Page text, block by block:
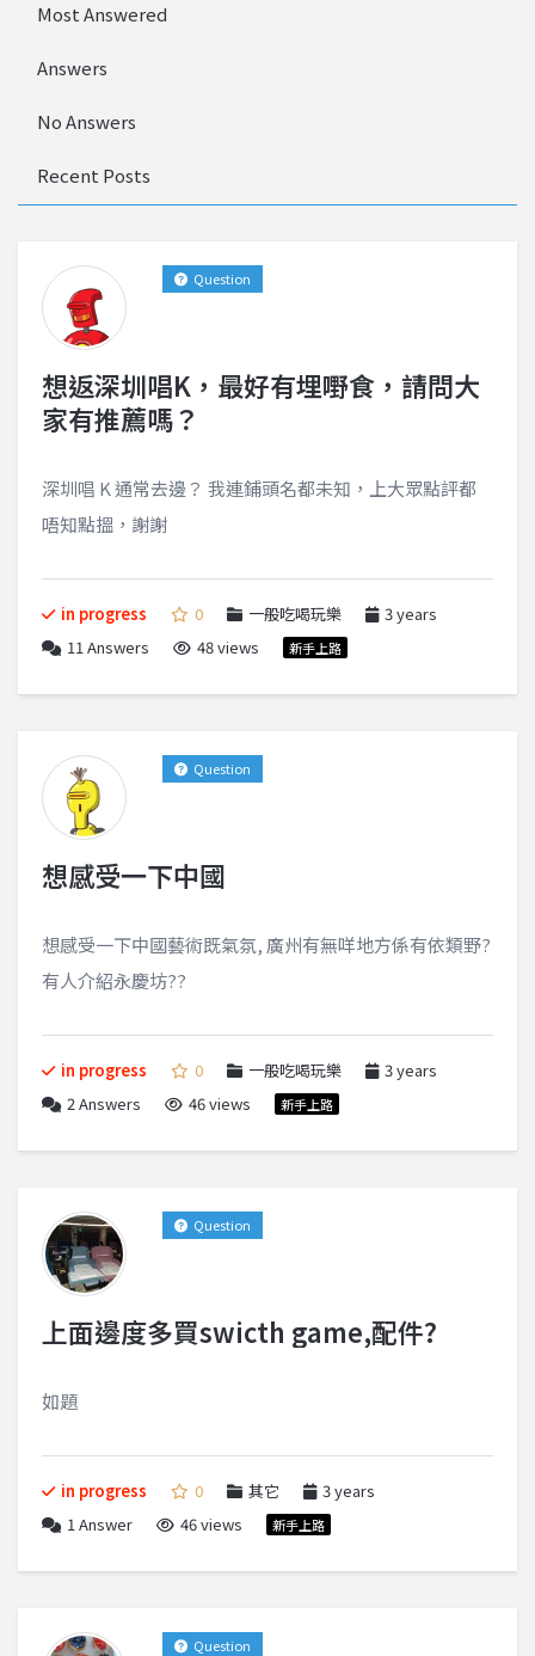
Most Answered
Answers
No Answers
Recent Posts
想返深圳唱K，最好有埋嘢食，請問大
家有推薦嗎？
Question
深圳唱 K 通常去邊？ 我連鋪頭名都未知，上大眾點評都
唔知點搵，謝謝
in progress 0 一般吃喝玩樂
3 years
11Answers 48 views 新手上路
想感受一下中國
Question
想感受一下中國藝術既氣氛, 廣州有無咩地方係有依類野?
有人介紹永慶坊??
in progress 0 一般吃喝玩樂
3 years
2Answers 46 views 新手上路
上面邊度多買swicth game,配件?
Question
如題
in progress 0 其它
3 years
1Answer 46 views 新手上路
Question